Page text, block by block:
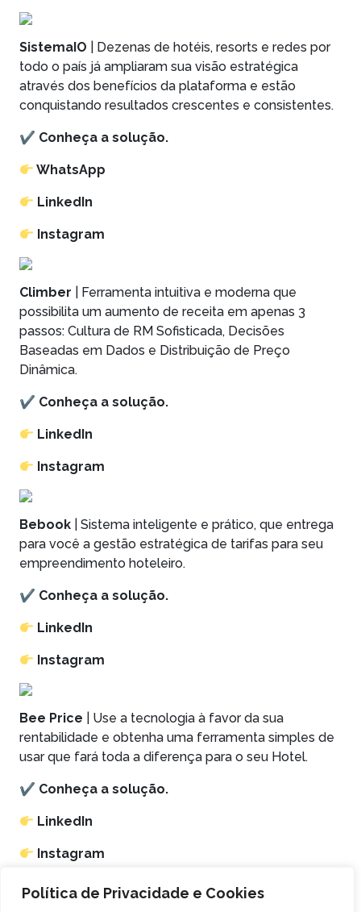
Política de Privacidade e Cookies
SistemaIO | Dezenas de hotéis, resorts e redes por
todo o país já ampliaram sua visão estratégica
através dos benefícios da plataforma e estão
conquistando resultados crescentes e consistentes.
✔ Conheça a solução.
WhatsApp
LinkedIn
Instagram
Climber | Ferramenta intuitiva e moderna que
possibilita um aumento de receita em apenas 3
passos: Cultura de RM Sofisticada, Decisões
Baseadas em Dados e Distribuição de Preço
Dinâmica.
✔ Conheça a solução.
LinkedIn
Instagram
Bebook | Sistema inteligente e prático, que entrega
para você a gestão estratégica de tarifas para seu
empreendimento hoteleiro.
✔ Conheça a solução.
LinkedIn
Instagram
Bee Price | Use a tecnologia à favor da sua
rentabilidade e obtenha uma ferramenta simples de
usar que fará toda a diferença para o seu Hotel.
✔ Conheça a solução.
LinkedIn
Instagram
Para conhecer mais sobre soluções de gestão